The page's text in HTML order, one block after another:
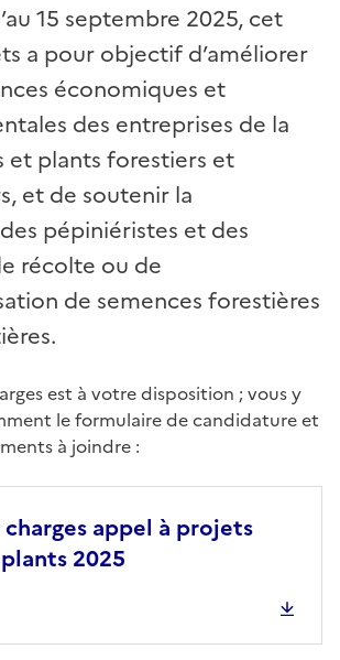
15 septembre 2025, cet
a pour objectif d’améliorer
économiques et
des entreprises de la
et plants forestiers et
et de soutenir la
pépiniéristes et des
récolte ou de
de semences forestières
est à votre disposition ; vous y
le formulaire de candidature et
à joindre :
appel à projets
2025